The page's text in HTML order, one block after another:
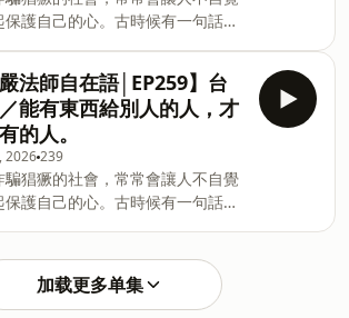
身不受人祈請出
件入獄。 ● 圓寂
日索浴罷，囑侍者曰：吾去
的教育人生。從原本投入高科技研
因緣際會走進校園；從一位老師，
校長，再到退休後依然陪伴生命的
作者。他始終相信，教育真正留下
不是分數，而是一份安心。多年
生在人生低谷、深夜迷惘時，第
起的，依然是那位願意傾聽、願意
說，生命教育是一門
聽完這集，你會發現，它更像是一
──把自己活成一道光，也成為別人
道光。 邀請您一起走進這段
聽一位教育者如何用陪伴，回答生
保護自己的心。古時候有一句話
騙犯並不是因為飢寒，而是為了滿
榮和享受。 在這一集節目中，
師用猴子摘桃子作為例子，來說明
得無厭的人，多半就像猴子想要
多桃子，最後拿不住都掉了，能拿
只有手裡的那一個。聖嚴法師也提
，豐富的生活，是要把我們內心的
得越來越少，並把擁有的東西，盡
給人。只有能有東西給別人的人，
有的人。把自己的錢用出去，對人
於己無害，便是有錢的人。 聲音／
嚴法師自在語│EP259】台
能有東西給別人的人，才
的人。
2026239
騙猖獗的社會，常常會讓人不自覺
保護自己的心。古時候有一句話
榮和享受。 在這一集節目中，
師用猴子摘桃子作為例子，來說明
加载更多单集